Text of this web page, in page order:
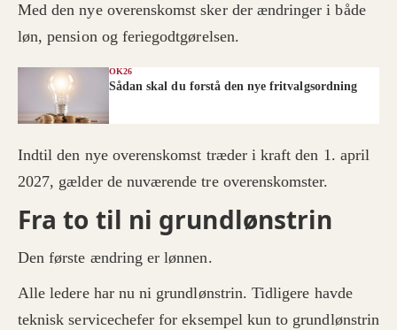
Med den nye overenskomst sker der ændringer i både
løn, pension og feriegodtgørelsen.
OK26
Sådan skal du forstå den nye fritvalgsordning
Indtil den nye overenskomst træder i kraft den 1. april
2027, gælder de nuværende tre overenskomster.
Fra to til ni grundlønstrin
Den første ændring er lønnen.
Alle ledere har nu ni grundlønstrin. Tidligere havde
teknisk servicechefer for eksempel kun to grundlønstrin